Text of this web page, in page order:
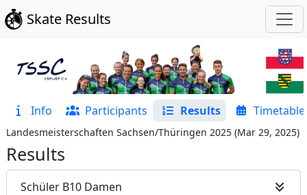
Skate Results
Info Participants Results Timetable
Landesmeisterschaften Sachsen/Thüringen 2025 (Mar 29, 2025)
Results
Schüler B10 Damen